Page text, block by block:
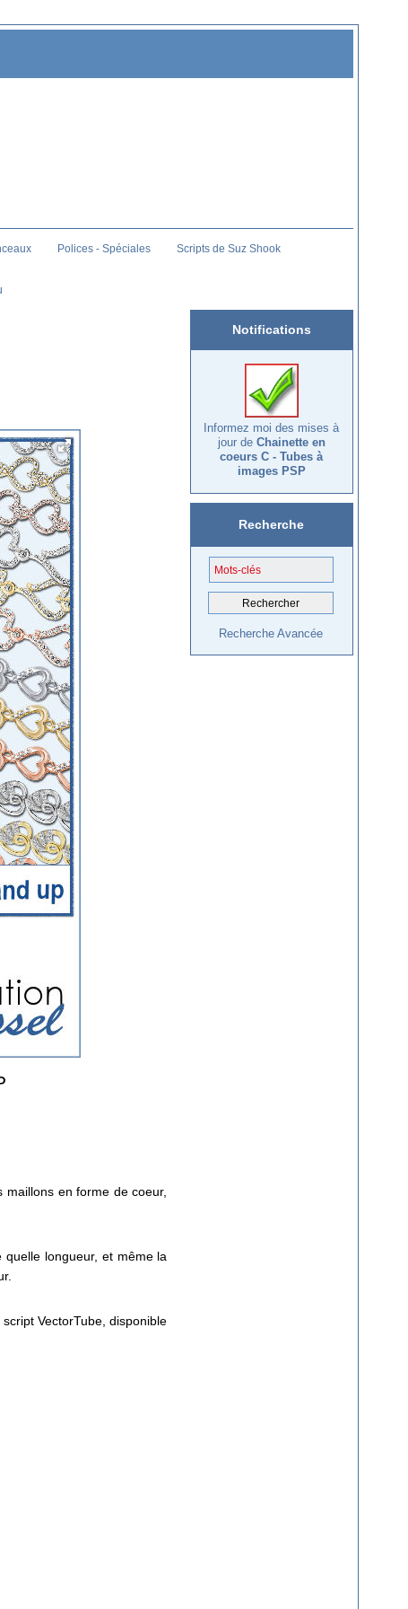
Polices - Spéciales Scripts de Suz Shook
en forme de coeur,
longueur, et même la
VectorTube, disponible
Notifications
Informez moi des mises à
jour de Chainette en
coeurs C - Tubes à
images PSP
Recherche
Recherche Avancée